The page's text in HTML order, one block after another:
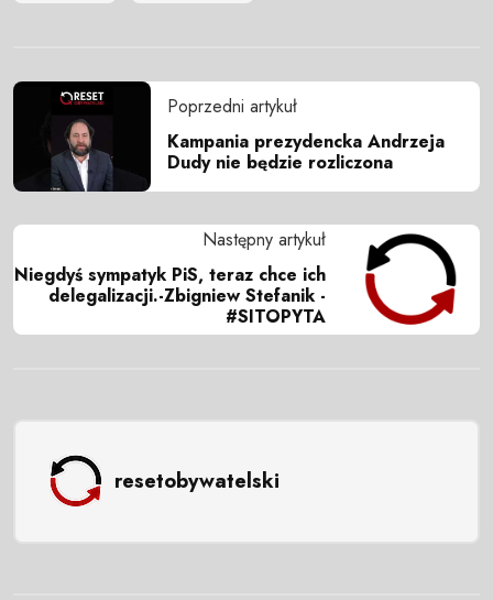
Poprzedni artykuł
Kampania prezydencka Andrzeja
Dudy nie będzie rozliczona
Następny artykuł
Niegdyś sympatyk PiS, teraz chce ich
delegalizacji.-Zbigniew Stefanik -
#SITOPYTA
resetobywatelski